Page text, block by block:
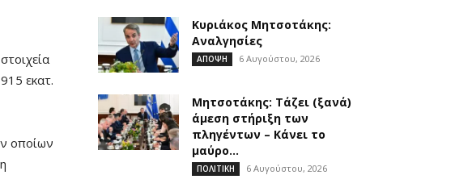
εκατ.
οποίων
Κυριάκος Μητσοτάκης:
Αναλγησίες
ΑΠΟΨΗ 6 Αυγούστου, 2026
Μητσοτάκης: Τάζει (ξανά)
άμεση στήριξη των
πληγέντων – Κάνει το
μαύρο...
ΠΟΛΙΤΙΚΗ 6 Αυγούστου, 2026